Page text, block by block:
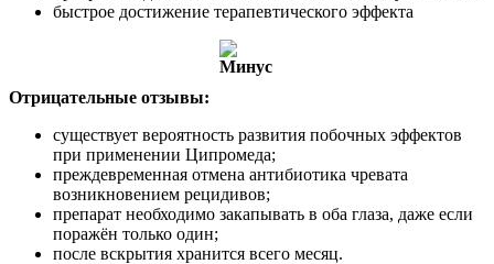
быстрое достижение терапевтического эффекта
Отрицательные отзывы:
существует вероятность развития побочных эффектов
при применении Ципромеда;
преждевременная отмена антибиотика чревата
возникновением рецидивов;
препарат необходимо закапывать в оба глаза, даже если
поражён только один;
после вскрытия хранится всего месяц.